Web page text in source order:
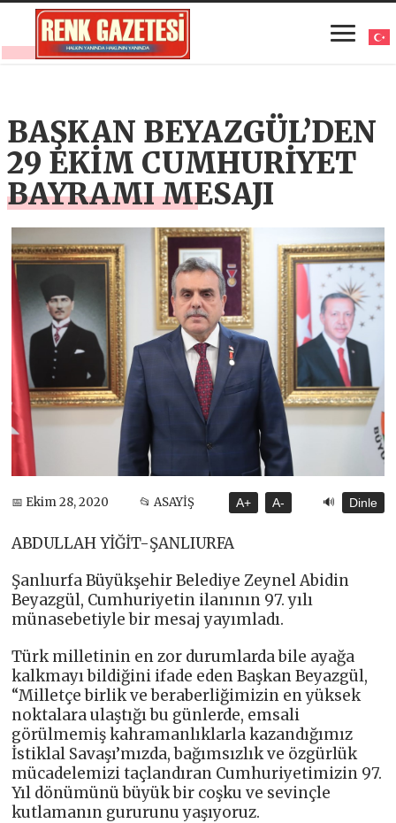
BAŞKAN BEYAZGÜL’DEN
29 EKİM CUMHURİYET
BAYRAMI MESAJI
📅 Ekim 28, 2020 📂 ASAYİŞ A+ A- 🔊 Dinle
ABDULLAH YİĞİT-ŞANLIURFA
Şanlıurfa Büyükşehir Belediye Zeynel Abidin
Beyazgül, Cumhuriyetin ilanının 97. yılı
münasebetiyle bir mesaj yayımladı.
Türk milletinin en zor durumlarda bile ayağa
kalkmayı bildiğini ifade eden Başkan Beyazgül,
“Milletçe birlik ve beraberliğimizin en yüksek
noktalara ulaştığı bu günlerde, emsali
görülmemiş kahramanlıklarla kazandığımız
İstiklal Savaşı’mızda, bağımsızlık ve özgürlük
mücadelemizi taçlandıran Cumhuriyetimizin 97.
Yıl dönümünü büyük bir coşku ve sevinçle
kutlamanın gururunu yaşıyoruz.